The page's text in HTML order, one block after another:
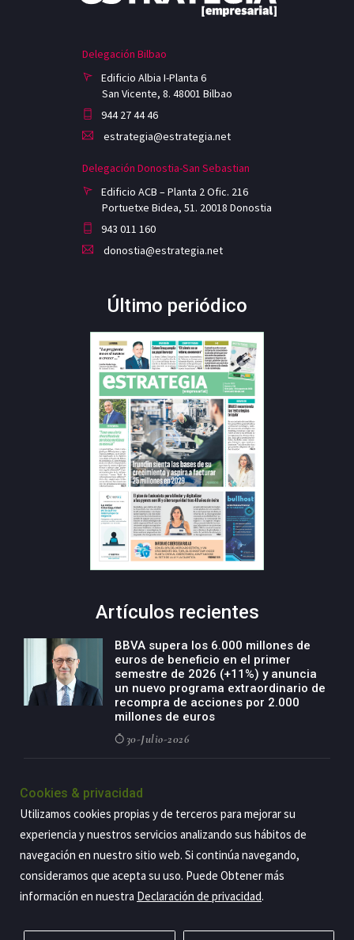
Delegación Bilbao
Edificio Albia I-Planta 6
San Vicente, 8. 48001 Bilbao
944 27 44 46
estrategia@estrategia.net
Delegación Donostia-San Sebastian
Edificio ACB – Planta 2 Ofic. 216
Portuetxe Bidea, 51. 20018 Donostia
943 011 160
donostia@estrategia.net
Último periódico
Artículos recientes
BBVA supera los 6.000 millones de
euros de beneficio en el primer
semestre de 2026 (+11%) y anuncia
un nuevo programa extraordinario de
recompra de acciones por 2.000
millones de euros
30-Julio-2026
negocio agro con un modelo global
de especialización presente en siete
países
29-Julio-2026
Cookies & privacidad
Utilizamos cookies propias y de terceros para mejorar su
experiencia y nuestros servicios analizando sus hábitos de
navegación en nuestro sitio web. Si continúa navegando,
consideramos que acepta su uso. Puede Obtener más
información en nuestra Declaración de privacidad.